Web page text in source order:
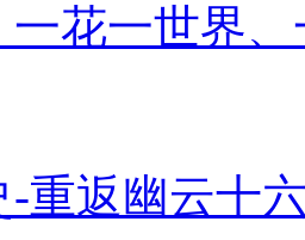
一花一世界
-重返幽云十